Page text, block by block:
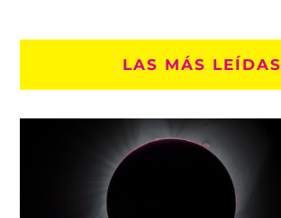
LAS MÁS LEÍDAS